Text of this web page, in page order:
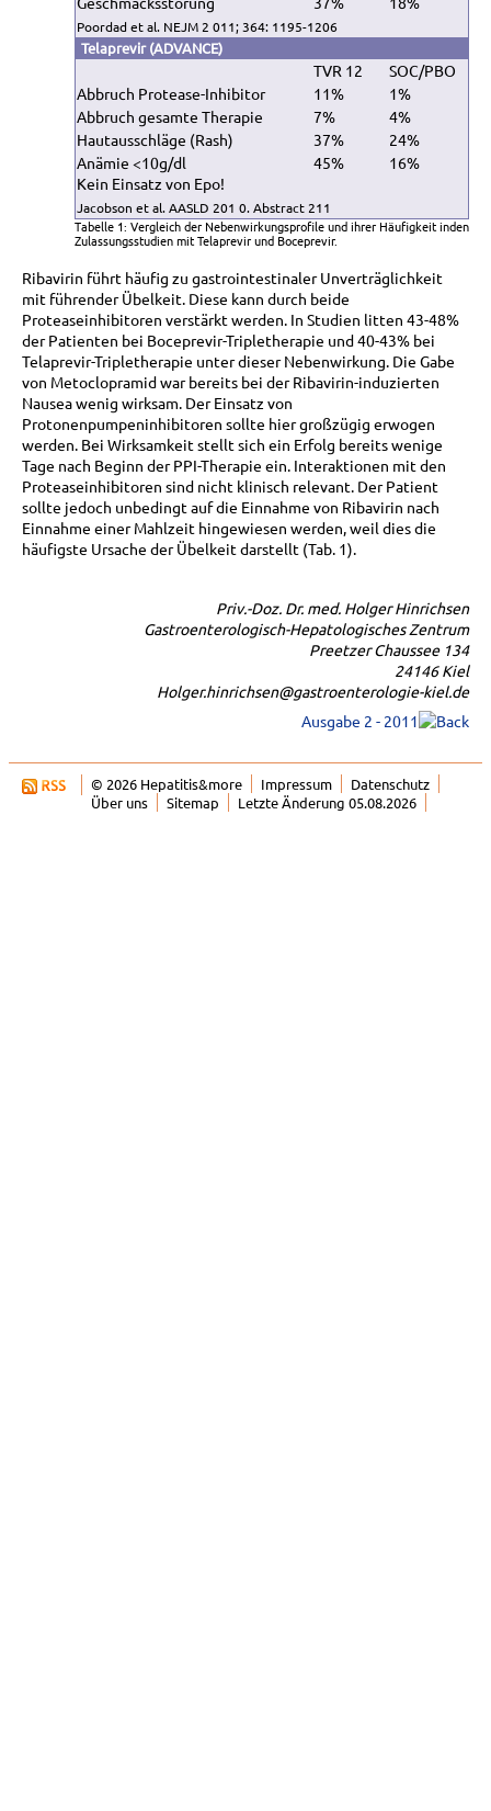
Poordad et al. NEJM 2 011; 364: 1195-1206
Telaprevir (ADVANCE)
TVR 12
SOC/PBO
Abbruch Protease-Inhibitor
11%
1%
Abbruch gesamte Therapie
7%
4%
Hautausschläge (Rash)
37%
24%
Anämie <10g/dl
Kein Einsatz von Epo!
45% 16%
Jacobson et al. AASLD 201 0. Abstract 211
Tabelle 1: Vergleich der Nebenwirkungsprofile und ihrer Häufigkeit inden
Zulassungsstudien mit Telaprevir und Boceprevir.
Ribavirin führt häufig zu gastrointestinaler Unverträglichkeit
mit führender Übelkeit. Diese kann durch beide
Proteaseinhibitoren verstärkt werden. In Studien litten 43-48%
der Patienten bei Boceprevir-Tripletherapie und 40-43% bei
Telaprevir-Tripletherapie unter dieser Nebenwirkung. Die Gabe
von Metoclopramid war bereits bei der Ribavirin-induzierten
Nausea wenig wirksam. Der Einsatz von
Protonenpumpeninhibitoren sollte hier großzügig erwogen
werden. Bei Wirksamkeit stellt sich ein Erfolg bereits wenige
Tage nach Beginn der PPI-Therapie ein. Interaktionen mit den
Proteaseinhibitoren sind nicht klinisch relevant. Der Patient
sollte jedoch unbedingt auf die Einnahme von Ribavirin nach
Einnahme einer Mahlzeit hingewiesen werden, weil dies die
häufigste Ursache der Übelkeit darstellt (Tab. 1).
Priv.-Doz. Dr. med. Holger Hinrichsen
Gastroenterologisch-Hepatologisches Zentrum
Preetzer Chaussee 134
24146 Kiel
Holger.hinrichsen@gastroenterologie-kiel.de
Ausgabe 2 - 2011
© 2026 Hepatitis&more Impressum
Datenschutz
Über uns
Sitemap Letzte Änderung 05.08.2026